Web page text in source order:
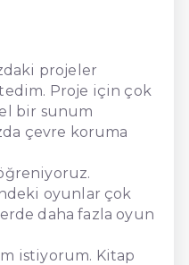
projeler
Proje için çok
bir sunum
çevre koruma
oyunlar çok
daha fazla oyun
istiyorum. Kitap